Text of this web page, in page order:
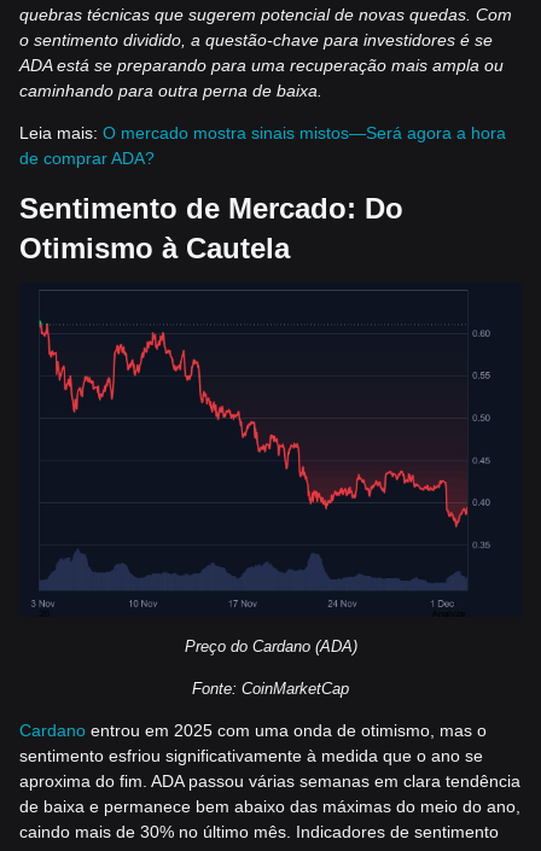
quebras técnicas que sugerem potencial de novas quedas. Com
o sentimento dividido, a questão-chave para investidores é se
ADA está se preparando para uma recuperação mais ampla ou
caminhando para outra perna de baixa.
Leia mais: O mercado mostra sinais mistos—Será agora a hora
de comprar ADA?
Sentimento de Mercado: Do
Otimismo à Cautela
Preço do Cardano (ADA)
Fonte: CoinMarketCap
Cardano entrou em 2025 com uma onda de otimismo, mas o
sentimento esfriou significativamente à medida que o ano se
aproxima do fim. ADA passou várias semanas em clara tendência
de baixa e permanece bem abaixo das máximas do meio do ano,
caindo mais de 30% no último mês. Indicadores de sentimento